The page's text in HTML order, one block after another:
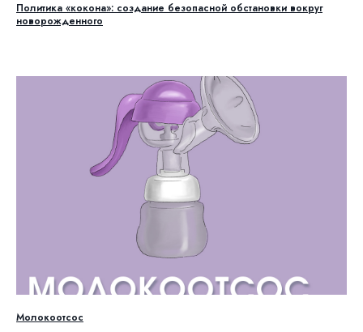
Политика «кокона»: создание безопасной обстановки вокруг
новорожденного
Молокоотсос